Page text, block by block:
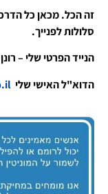
זה הכל. מכאן כל
סלולות לפנייך.
הנייד הפרטי שלי – רונן הלל 052-
הדוא"ל האישי שלי